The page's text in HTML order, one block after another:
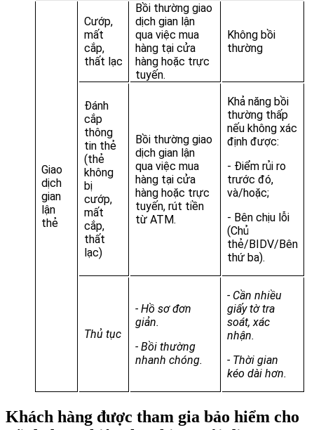
Giao
dịch
gian
lận
thẻ
Cướp,
mất
cắp,
thất lạc
Bồi thường giao
dịch gian lận
qua việc mua
hàng tại cửa
hàng hoặc trực
tuyến.
Không bồi
thường
Đánh
cắp
thông
tin thẻ
(thẻ
không
bị
cướp,
mất
cắp,
thất
lạc)
Bồi thường giao
dịch gian lận
qua việc mua
hàng tại cửa
hàng hoặc trực
tuyến, rút tiền
từ ATM.
Khả năng bồi
thường thấp
nếu không xác
định được:
- Điểm rủi ro
trước đó,
và/hoặc;
- Bên chịu lỗi
(Chủ
thẻ/BIDV/Bên
thứ ba).
Thủ tục
- Hồ sơ đơn
giản.
- Bồi thường
nhanh chóng.
- Cần nhiều
giấy tờ tra
soát, xác
nhận.
- Thời gian
kéo dài hơn.
Khách hàng được tham gia bảo hiểm cho